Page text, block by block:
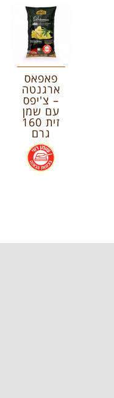
פאפאס
ארגנטה
– צ'יפס
עם שמן
זית 160
גרם
.